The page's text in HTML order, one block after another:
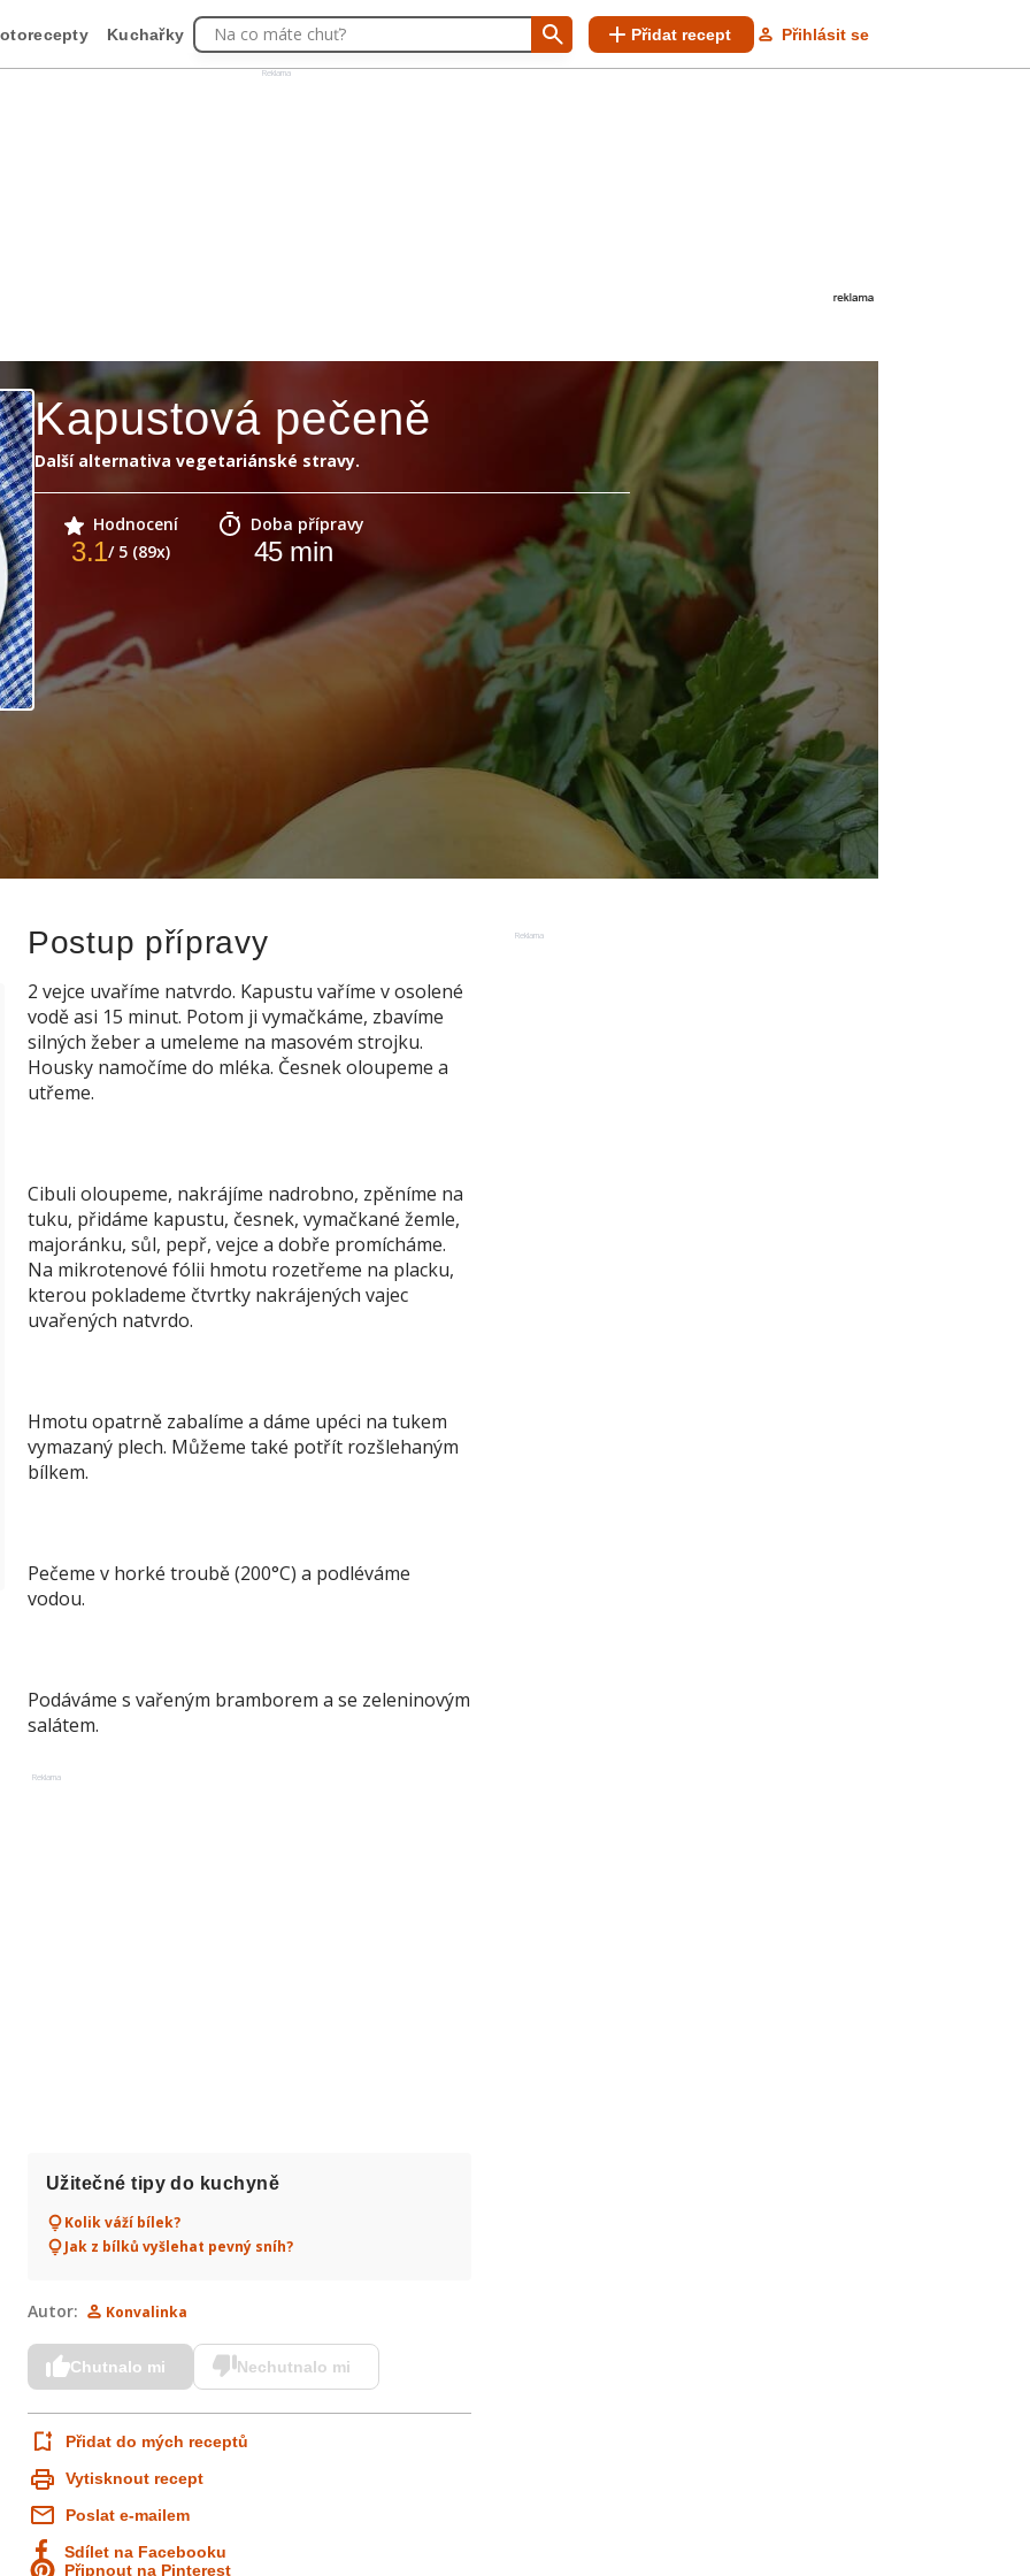
Reklama
Kuchařky Na co máte chuť? Přidat recept Přihlásit se
Kapustová pečeně
Další alternativa vegetariánské stravy.
Hodnocení
3.1/ 5 (89x)
Doba přípravy
45min
Reklama
Postup přípravy
2 vejce uvaříme natvrdo. Kapustu vaříme v osolené
vodě asi 15 minut. Potom ji vymačkáme, zbavíme
silných žeber a umeleme na masovém strojku.
Housky namočíme do mléka. Česnek oloupeme a
utřeme.
Cibuli oloupeme, nakrájíme nadrobno, zpěníme na
tuku, přidáme kapustu, česnek, vymačkané žemle,
majoránku, sůl, pepř, vejce a dobře promícháme.
Na mikrotenové fólii hmotu rozetřeme na placku,
kterou poklademe čtvrtky nakrájených vajec
uvařených natvrdo.
Hmotu opatrně zabalíme a dáme upéci na tukem
vymazaný plech. Můžeme také potřít rozšlehaným
bílkem.
Pečeme v horké troubě (200°C) a podléváme
vodou.
Podáváme s vařeným bramborem a se zeleninovým
salátem.
Reklama
Užitečné tipy do kuchyně
Kolik váží bílek?
Jak z bílků vyšlehat pevný sníh?
Autor: Konvalinka
Chutnalo mi Nechutnalo mi
Přidat do mých receptů
Vytisknout recept
Poslat e-mailem
Sdílet na Facebooku
Připnout na Pinterest